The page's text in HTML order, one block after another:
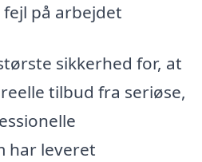
på arbejdet
sikkerhed for, at
tilbud fra seriøse,
har leveret